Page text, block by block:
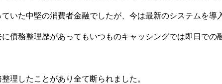
いた中堅の消費者金融でしたが、今は最新のシステムを
債務整理歴があってもいつものキャッシングでは即日での
理したことがあり全て断られました。